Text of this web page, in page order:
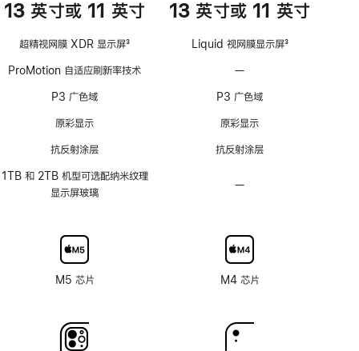
13 英寸或 11 英寸
超精视网膜 XDR 显示屏
注
3
ProMotion 自适应刷新率技术
P3 广色域
原彩显示
抗反射涂层
1TB 和 2TB 机型可选配纳米纹理
显示屏玻璃
M5 芯片
13 英寸或 11 英寸
Liquid 视网膜显示屏3
—
持
ProMotion
适
技
术
P3 广色域
原彩显示
抗反射涂层
—
配
纳
纹
M4 芯片